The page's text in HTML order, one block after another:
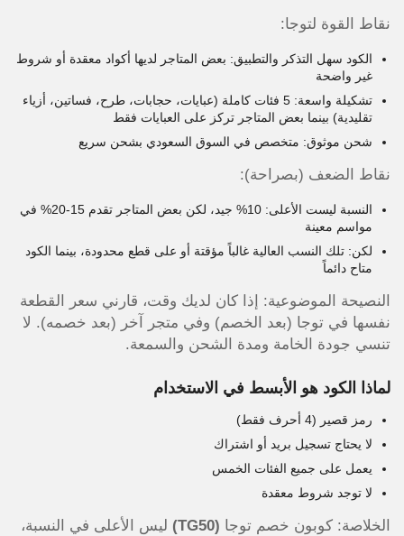
نقاط القوة لتوجا:
الكود سهل التذكر والتطبيق: بعض المتاجر لديها أكواد معقدة أو شروط
غير واضحة
تشكيلة واسعة: 5 فئات كاملة (عبايات، حجابات، طرح، فساتين، أزياء
تقليدية) بينما بعض المتاجر تركز على العبايات فقط
شحن موثوق: متخصص في السوق السعودي بشحن سريع
نقاط الضعف (بصراحة):
النسبة ليست الأعلى: 10% جيد، لكن بعض المتاجر تقدم 15-20% في
مواسم معينة
لكن: تلك النسب العالية غالباً مؤقتة أو على قطع محدودة، بينما الكود
متاح دائماً
النصيحة الموضوعية: إذا كان لديك وقت، قارني سعر القطعة
نفسها في توجا (بعد الخصم) وفي متجر آخر (بعد خصمه). لا
تنسي جودة الخامة ومدة الشحن والسمعة.
لماذا الكود هو الأبسط في الاستخدام
رمز قصير (4 أحرف فقط)
لا يحتاج تسجيل بريد أو اشتراك
يعمل على جميع الفئات الخمس
لا توجد شروط معقدة
الخلاصة: كوبون خصم توجا (TG50)
ليس الأعلى في النسبة،